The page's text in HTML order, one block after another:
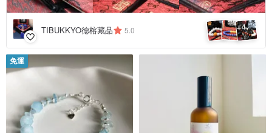
TIBUKKYO德榕藏品 5.0 +4
免運